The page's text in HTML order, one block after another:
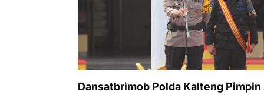
Dansatbrimob Polda Kalteng Pimpin